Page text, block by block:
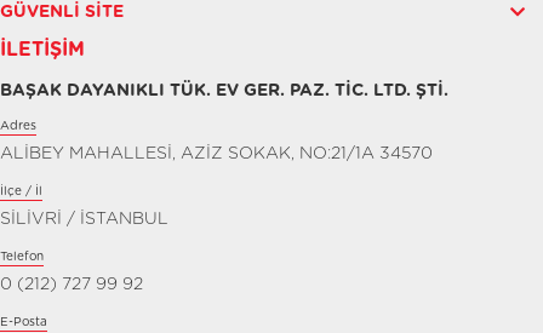
GÜVENLI SITE
İLETIŞIM
BAŞAK DAYANIKLI TÜK. EV GER. PAZ. TİC. LTD. ŞTİ.
Adres
ALİBEY MAHALLESİ, AZİZ SOKAK, NO:21/1A 34570
İlçe / İl
SİLİVRİ / İSTANBUL
Telefon
0 (212) 727 99 92
E-Posta